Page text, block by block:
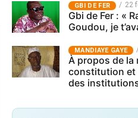
GBI DE FER 22
Gbi de Fer : «
Goudou, je
MANDIAYE GAYE
À propos de la
constitution et
des